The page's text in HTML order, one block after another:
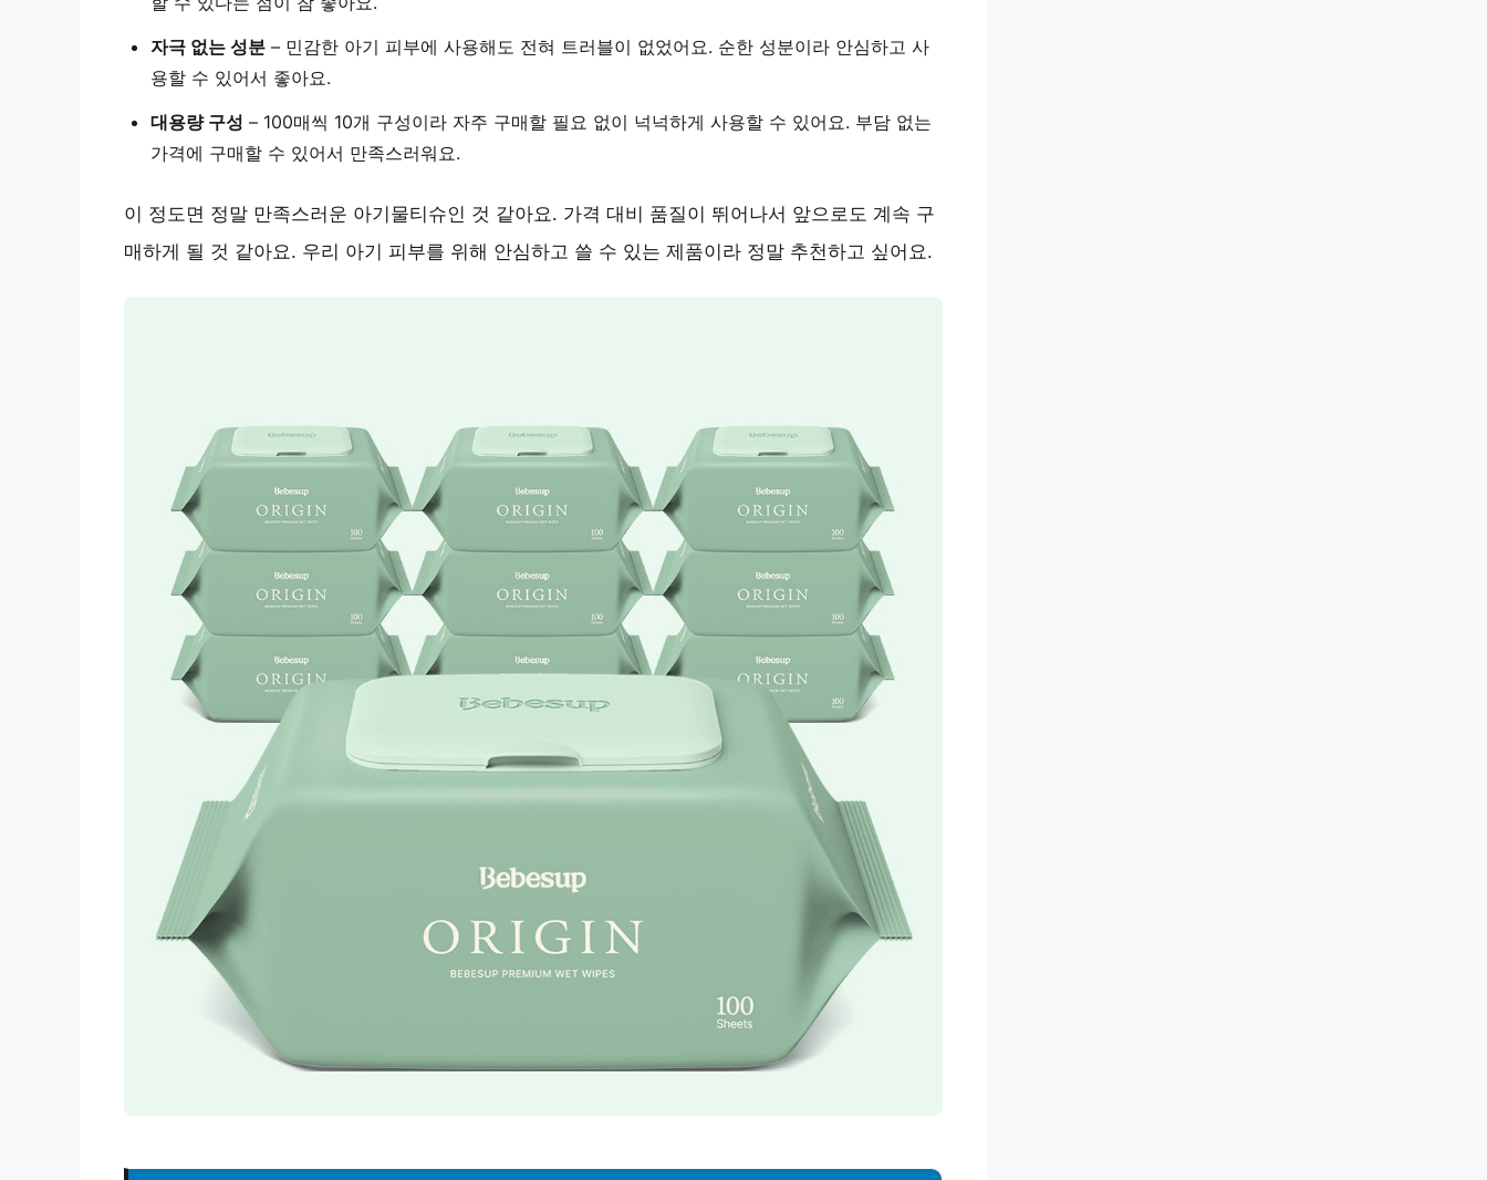
자극 없는 성분 – 민감한 아기 피부에 사용해도 전혀 트러블이 없었어요. 순한 성분이라 안심하고 사
용할 수 있어서 좋아요.
대용량 구성 – 100매씩 10개 구성이라 자주 구매할 필요 없이 넉넉하게 사용할 수 있어요. 부담 없는
가격에 구매할 수 있어서 만족스러워요.
이 정도면 정말 만족스러운 아기물티슈인 것 같아요. 가격 대비 품질이 뛰어나서 앞으로도 계속 구
매하게 될 것 같아요. 우리 아기 피부를 위해 안심하고 쓸 수 있는 제품이라 정말 추천하고 싶어요.